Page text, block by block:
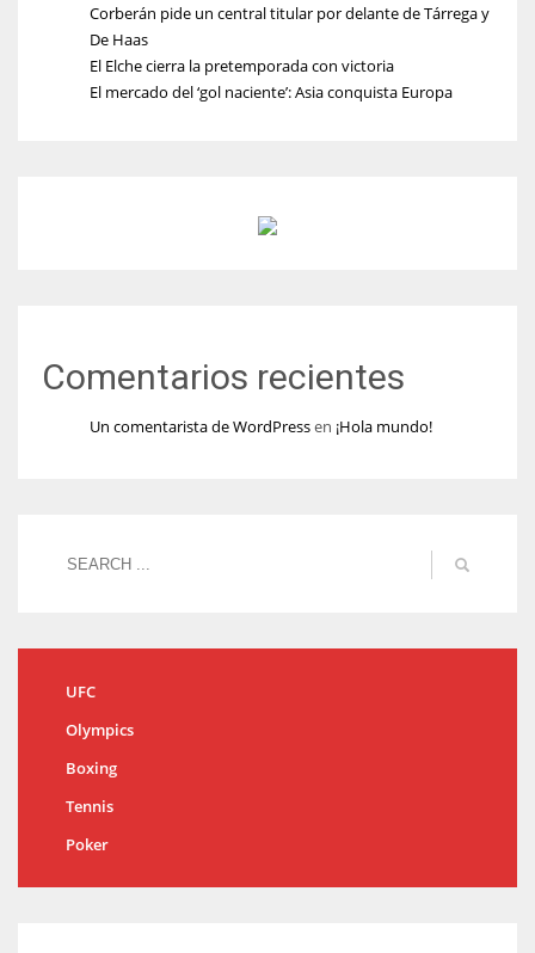
Corberán pide un central titular por delante de Tárrega y
De Haas
El Elche cierra la pretemporada con victoria
El mercado del ‘gol naciente’: Asia conquista Europa
Comentarios recientes
Un comentarista de WordPressen ¡Hola mundo!
UFC
Olympics
Boxing
Tennis
Poker